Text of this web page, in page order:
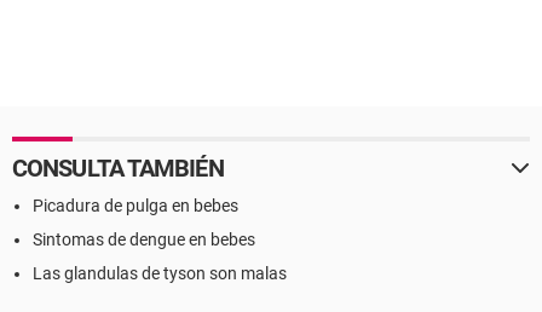
CONSULTA TAMBIÉN
Picadura de pulga en bebes
Sintomas de dengue en bebes
Las glandulas de tyson son malas